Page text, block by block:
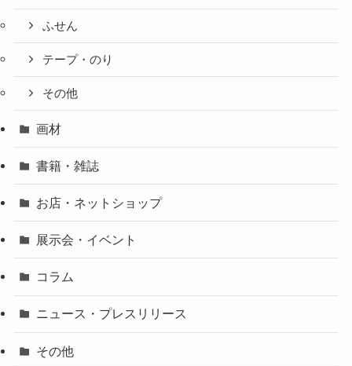
ふせん
テープ・のり
その他
画材
書籍・雑誌
お店・ネットショップ
展示会・イベント
コラム
ニュース・プレスリリース
その他